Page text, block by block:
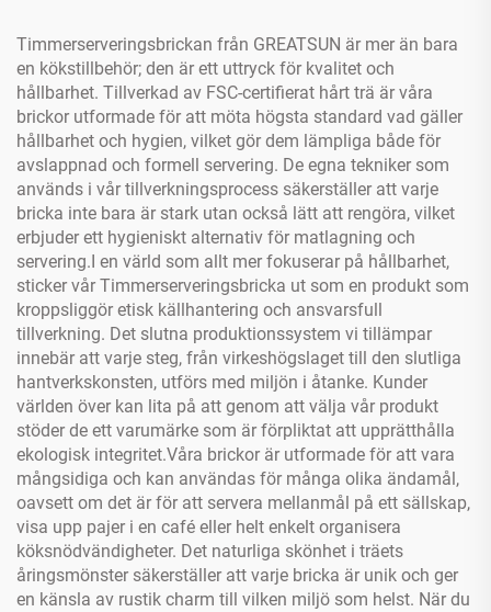
Timmerserveringsbrickan från GREATSUN är mer än bara
en kökstillbehör; den är ett uttryck för kvalitet och
hållbarhet. Tillverkad av FSC-certifierat hårt trä är våra
brickor utformade för att möta högsta standard vad gäller
hållbarhet och hygien, vilket gör dem lämpliga både för
avslappnad och formell servering. De egna tekniker som
används i vår tillverkningsprocess säkerställer att varje
bricka inte bara är stark utan också lätt att rengöra, vilket
erbjuder ett hygieniskt alternativ för matlagning och
servering.I en värld som allt mer fokuserar på hållbarhet,
sticker vår Timmerserveringsbricka ut som en produkt som
kroppsliggör etisk källhantering och ansvarsfull
tillverkning. Det slutna produktionssystem vi tillämpar
innebär att varje steg, från virkeshögslaget till den slutliga
hantverkskonsten, utförs med miljön i åtanke. Kunder
världen över kan lita på att genom att välja vår produkt
stöder de ett varumärke som är förpliktat att upprätthålla
ekologisk integritet.Våra brickor är utformade för att vara
mångsidiga och kan användas för många olika ändamål,
oavsett om det är för att servera mellanmål på ett sällskap,
visa upp pajer i en café eller helt enkelt organisera
köksnödvändigheter. Det naturliga skönhet i träets
åringsmönster säkerställer att varje bricka är unik och ger
en känsla av rustik charm till vilken miljö som helst. När du